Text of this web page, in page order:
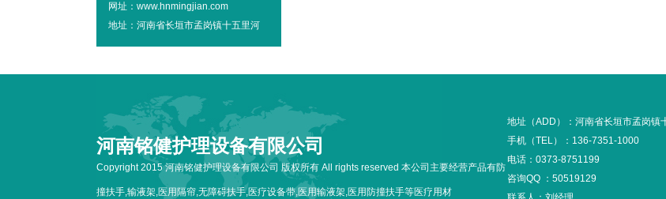
网址：www.hnmingjian.com
地址：河南省长垣市孟岗镇十五里河
河南铭健护理设备有限公司
Copyright 2015 河南铭健护理设备有限公司 版权所有 All rights reserved 本公司主要经营产品有防
撞扶手,输液架,医用隔帘,无障碍扶手,医疗设备带,医用输液架,医用防撞扶手等医疗用材
地址（ADD）：河南省长垣市孟岗镇
手机（TEL）：136-7351-1000
电话：0373-8751199
咨询QQ ：50519129